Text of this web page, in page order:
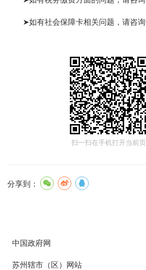
➤如有社会保障卡相关问题，请咨询
扫一扫在手机打开当前页
分享到：
中国政府网
苏州辖市（区）网站